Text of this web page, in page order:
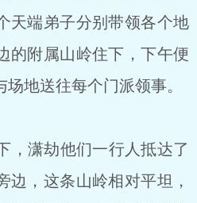
天端弟子分别带领各个地
的附属山岭住下，下午便
地送往每个门派领事。
潇劫他们一行人抵达了
边，这条山岭相对平坦，